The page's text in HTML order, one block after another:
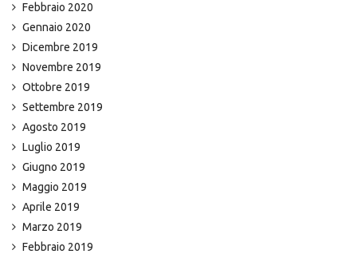
Febbraio 2020
Gennaio 2020
Dicembre 2019
Novembre 2019
Ottobre 2019
Settembre 2019
Agosto 2019
Luglio 2019
Giugno 2019
Maggio 2019
Aprile 2019
Marzo 2019
Febbraio 2019